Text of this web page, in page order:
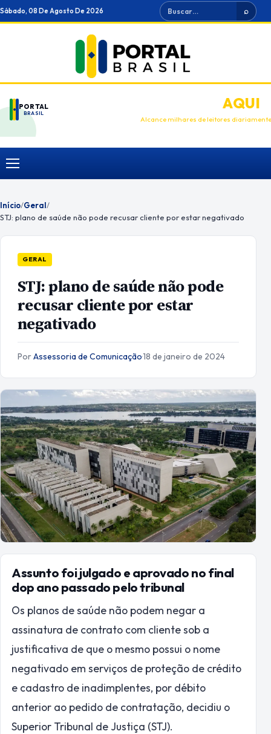
Ir
para
Sábado, 08 De Agosto De 2026 Buscar ⌕
PORTAL
BRASIL
ANUNCIEAQUI
Alcance milhares de leitores diariamente
Menu
Início/Geral/
STJ: plano de saúde não pode recusar cliente por estar negativado
GERAL
STJ: plano de saúde não pode
recusar cliente por estar
negativado
PorAssessoria de Comunicação·18 de janeiro de 2024
Assunto foi julgado e aprovado no final
dop ano passado pelo tribunal
Os planos de saúde não podem negar a
assinatura de contrato com cliente sob a
justificativa de que o mesmo possui o nome
negativado em serviços de proteção de crédito
e cadastro de inadimplentes, por débito
anterior ao pedido de contratação, decidiu o
Superior Tribunal de Justiça (STJ).